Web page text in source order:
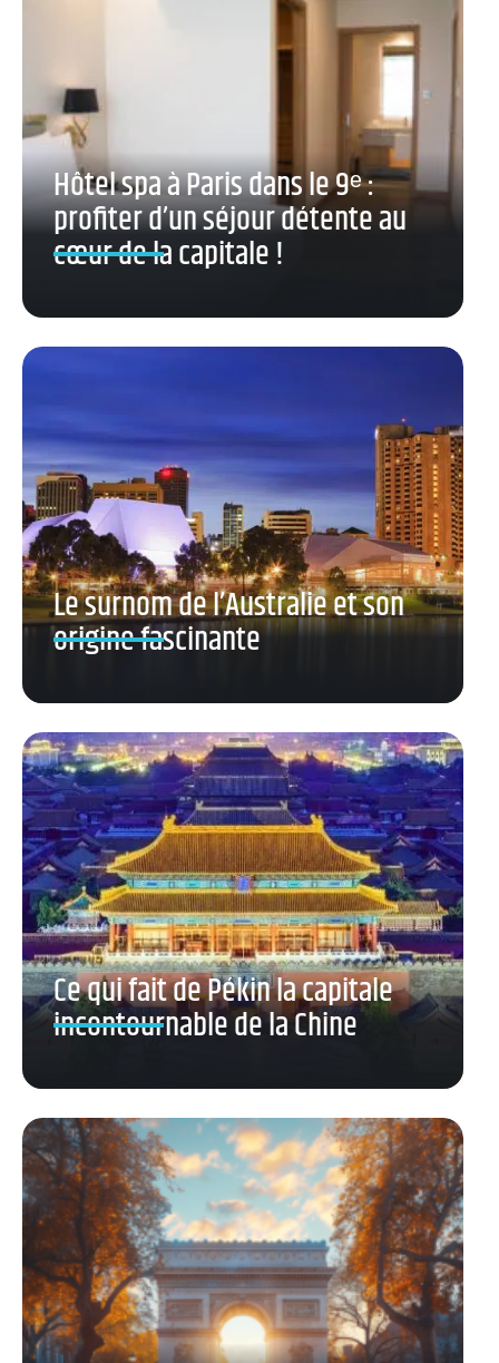
Hôtel spa à Paris dans le 9ᵉ :
profiter d’un séjour détente au
cœur de la capitale !
Le surnom de l’Australie et son
origine fascinante
Ce qui fait de Pékin la capitale
incontournable de la Chine